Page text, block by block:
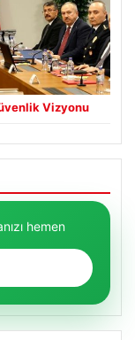
Vizyonu
hemen